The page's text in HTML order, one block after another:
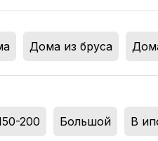
Дома из бруса
200 Большой В